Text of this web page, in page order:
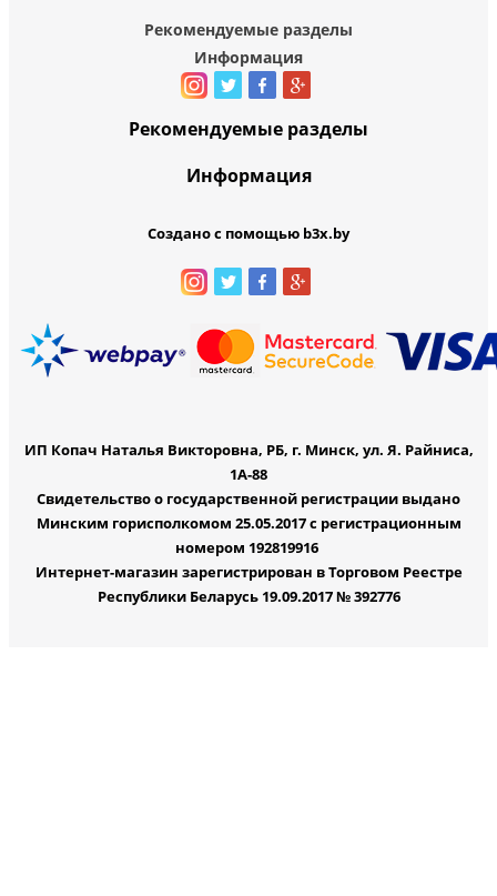
Рекомендуемые разделы
Информация
Рекомендуемые разделы
Информация
Создано с помощью b3x.by
ИП Копач Наталья Викторовна, РБ, г. Минск, ул. Я. Райниса,
1А-88
Свидетельство о государственной регистрации выдано
Минским горисполкомом 25.05.2017 с регистрационным
номером 192819916
Интернет-магазин зарегистрирован в Торговом Реестре
Республики Беларусь 19.09.2017 № 392776